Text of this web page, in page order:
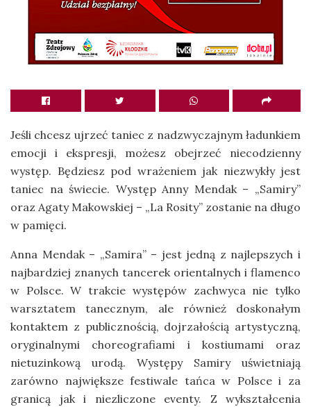
Jeśli chcesz ujrzeć taniec z nadzwyczajnym ładunkiem
emocji i ekspresji, możesz obejrzeć niecodzienny
występ. Będziesz pod wrażeniem jak niezwykły jest
taniec na świecie. Występ Anny Mendak – „Samiry”
oraz Agaty Makowskiej – „La Rosity” zostanie na długo
w pamięci.
Anna Mendak – „Samira” – jest jedną z najlepszych i
najbardziej znanych tancerek orientalnych i flamenco
w Polsce. W trakcie występów zachwyca nie tylko
warsztatem tanecznym, ale również doskonałym
kontaktem z publicznością, dojrzałością artystyczną,
oryginalnymi choreografiami i kostiumami oraz
nietuzinkową urodą. Występy Samiry uświetniają
zarówno największe festiwale tańca w Polsce i za
granicą jak i niezliczone eventy. Z wykształcenia